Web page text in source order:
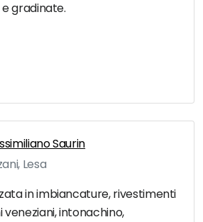
gradinate.
Saurin
Lesa
in imbiancature, rivestimenti
intonachino,